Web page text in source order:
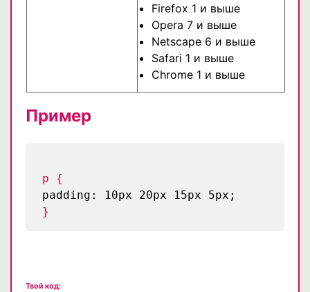
Firefox 1 и выше
Opera 7 и выше
Netscape 6 и выше
Safari 1 и выше
Chrome 1 и выше
Пример
p {
padding: 10px 20px 15px 5px;
}
Твой код: